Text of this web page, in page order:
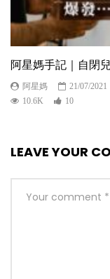
阿星媽手記｜自閉
阿星媽
21/07/2021
10.6K
10
LEAVE YOUR